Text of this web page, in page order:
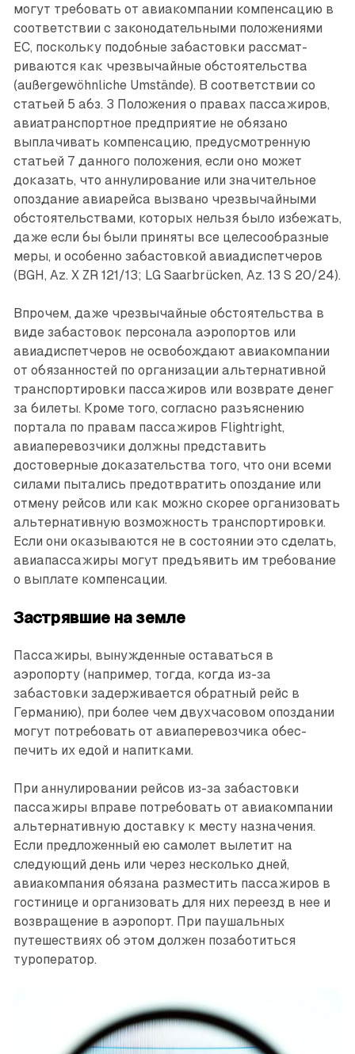
могут требовать от авиакомпании компенсацию в
соответствии с законодательными положениями
ЕС, поскольку подобные забастовки рассмат­
риваются как чрезвычайные обстоятельства
(außergewöhnliche Umstände). В соответствии со
статьей 5 абз. 3 Положения о правах пассажиров,
авиатранспортное предприятие не обязано
выплачивать компенсацию, преду­смотренную
статьей 7 данного положения, если оно может
доказать, что аннулирование или значительное
опоздание авиарейса вызвано чрезвычайными
обстоятельствами, которых нельзя было избежать,
даже если бы были приняты все целесообразные
меры, и особенно забастовкой авиадиспетчеров
(BGH, Az. X ZR 121/13; LG Saarbrücken, Az. 13 S 20/24).
Впрочем, даже чрезвычайные обстоятельства в
виде забас­товок персонала аэропортов или
авиадиспетчеров не освобождают авиакомпании
от обязанностей по организации альтернативной
транспортировки пассажиров или возврате денег
за билеты. Кроме того, согласно разъяснению
портала по правам пассажиров Flightright,
авиаперевозчики должны представить
достоверные доказательства того, что они всеми
силами пытались предотвратить опоздание или
отмену рейсов или как можно скорее организовать
альтернативную возможность транспортировки.
Если они оказываются не в состоянии это сделать,
авиапассажиры могут предъявить им требование
о выплате компенсации.
Застрявшие на земле
Пассажиры, вынужденные оставаться в
аэропорту (например, тогда, когда из-за
забастовки задерживается обратный рейс в
Германию), при более чем двухчасовом опоздании
могут потребовать от авиаперевозчика обес­
печить их едой и напитками.
При аннулировании рейсов из-за забастовки
пассажиры вправе потребовать от авиакомпании
альтернативную доставку к месту назначения.
Если предложенный ею самолет вылетит на
следующий день или через несколько дней,
авиакомпания обязана разместить пассажиров в
гостинице и организовать для них переезд в нее и
возвращение в аэропорт. При паушальных
путешествиях об этом должен позаботиться
туроператор.